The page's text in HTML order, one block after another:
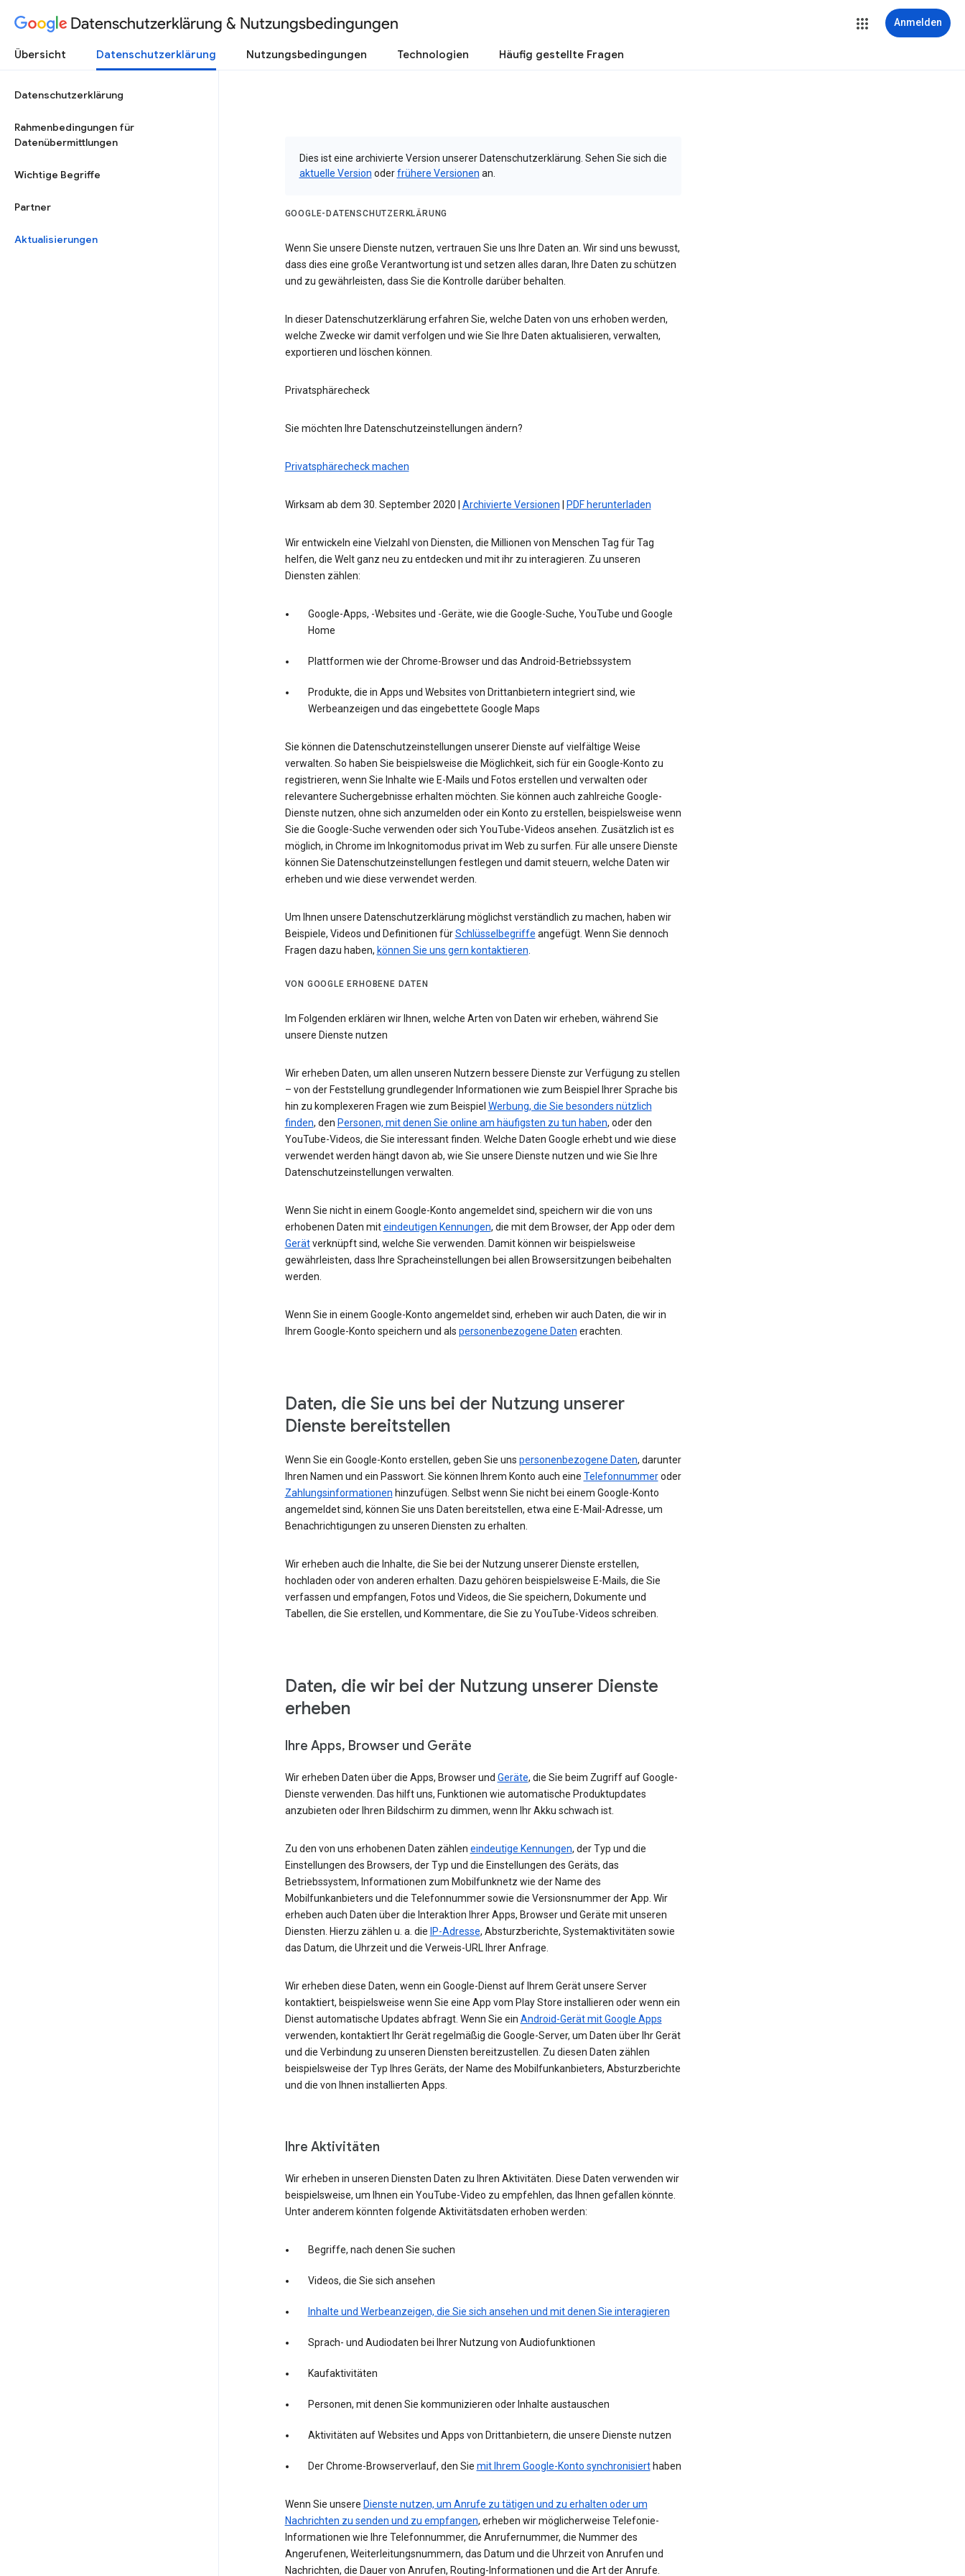
Datenschutzerklärung & Nutzungsbedingungen Anmelden
Übersicht Datenschutzerklärung Nutzungsbedingungen Technologien Häufig gestellte Fragen
Datenschutzerklärung
Rahmenbedingungen für
Datenübermittlungen
Wichtige Begriffe
Partner
Aktualisierungen
Dies ist eine archivierte Version unserer Datenschutzerklärung. Sehen Sie sich die
aktuelle Version oderfrühere Versionen an.
GOOGLE-DATENSCHUTZERKLÄRUNG
Wenn Sie unsere Dienste nutzen, vertrauen Sie uns Ihre Daten an. Wir sind uns bewusst,
dass dies eine große Verantwortung ist und setzen alles daran, Ihre Daten zu schützen
und zu gewährleisten, dass Sie die Kontrolle darüber behalten.
In dieser Datenschutzerklärung erfahren Sie, welche Daten von uns erhoben werden,
welche Zwecke wir damit verfolgen und wie Sie Ihre Daten aktualisieren, verwalten,
exportieren und löschen können.
Privatsphärecheck
Sie möchten Ihre Datenschutzeinstellungen ändern?
Privatsphärecheck machen
Wirksam ab dem 30. September 2020 | Archivierte Versionen PDF herunterladen
Wir entwickeln eine Vielzahl von Diensten, die Millionen von Menschen Tag für Tag
helfen, die Welt ganz neu zu entdecken und mit ihr zu interagieren. Zu unseren
Diensten zählen:
Google-Apps, -Websites und -Geräte, wie die Google-Suche, YouTube und Google
Home
Plattformen wie der Chrome-Browser und das Android-Betriebssystem
Produkte, die in Apps und Websites von Drittanbietern integriert sind, wie
Werbeanzeigen und das eingebettete Google Maps
Sie können die Datenschutzeinstellungen unserer Dienste auf vielfältige Weise
verwalten. So haben Sie beispielsweise die Möglichkeit, sich für ein Google-Konto zu
registrieren, wenn Sie Inhalte wie E-Mails und Fotos erstellen und verwalten oder
relevantere Suchergebnisse erhalten möchten. Sie können auch zahlreiche Google-
Dienste nutzen, ohne sich anzumelden oder ein Konto zu erstellen, beispielsweise wenn
Sie die Google-Suche verwenden oder sich YouTube-Videos ansehen. Zusätzlich ist es
möglich, in Chrome im Inkognitomodus privat im Web zu surfen. Für alle unsere Dienste
können Sie Datenschutzeinstellungen festlegen und damit steuern, welche Daten wir
erheben und wie diese verwendet werden.
Um Ihnen unsere Datenschutzerklärung möglichst verständlich zu machen, haben wir
Beispiele, Videos und Definitionen fürSchlüsselbegriffe angefügt. Wenn Sie dennoch
Fragen dazu haben, können Sie uns gern kontaktieren.
VON GOOGLE ERHOBENE DATEN
Im Folgenden erklären wir Ihnen, welche Arten von Daten wir erheben, während Sie
unsere Dienste nutzen
Wir erheben Daten, um allen unseren Nutzern bessere Dienste zur Verfügung zu stellen
– von der Feststellung grundlegender Informationen wie zum Beispiel Ihrer Sprache bis
hin zu komplexeren Fragen wie zum Beispiel Werbung, die Sie besonders nützlich
finden, den Personen, mit denen Sie online am häufigsten zu tun haben, oder den
YouTube-Videos, die Sie interessant finden. Welche Daten Google erhebt und wie diese
verwendet werden hängt davon ab, wie Sie unsere Dienste nutzen und wie Sie Ihre
Datenschutzeinstellungen verwalten.
Wenn Sie nicht in einem Google-Konto angemeldet sind, speichern wir die von uns
erhobenen Daten miteindeutigen Kennungen, die mit dem Browser, der App oder dem
Gerätverknüpft sind, welche Sie verwenden. Damit können wir beispielsweise
gewährleisten, dass Ihre Spracheinstellungen bei allen Browsersitzungen beibehalten
werden.
Wenn Sie in einem Google-Konto angemeldet sind, erheben wir auch Daten, die wir in
Ihrem Google-Konto speichern und als personenbezogene Daten erachten.
Daten, die Sie uns bei der Nutzung unserer
Dienste bereitstellen
Wenn Sie ein Google-Konto erstellen, geben Sie uns personenbezogene Daten, darunter
Ihren Namen und ein Passwort. Sie können Ihrem Konto auch eine Telefonnummeroder
Zahlungsinformationen hinzufügen. Selbst wenn Sie nicht bei einem Google-Konto
angemeldet sind, können Sie uns Daten bereitstellen, etwa eine E-Mail-Adresse, um
Benachrichtigungen zu unseren Diensten zu erhalten.
Wir erheben auch die Inhalte, die Sie bei der Nutzung unserer Dienste erstellen,
hochladen oder von anderen erhalten. Dazu gehören beispielsweise E-Mails, die Sie
verfassen und empfangen, Fotos und Videos, die Sie speichern, Dokumente und
Tabellen, die Sie erstellen, und Kommentare, die Sie zu YouTube-Videos schreiben.
Daten, die wir bei der Nutzung unserer Dienste
erheben
Ihre Apps, Browser und Geräte
Wir erheben Daten über die Apps, Browser und Geräte, die Sie beim Zugriff auf Google-
Dienste verwenden. Das hilft uns, Funktionen wie automatische Produktupdates
anzubieten oder Ihren Bildschirm zu dimmen, wenn Ihr Akku schwach ist.
Zu den von uns erhobenen Daten zählen eindeutige Kennungen, der Typ und die
Einstellungen des Browsers, der Typ und die Einstellungen des Geräts, das
Betriebssystem, Informationen zum Mobilfunknetz wie der Name des
Mobilfunkanbieters und die Telefonnummer sowie die Versionsnummer der App. Wir
erheben auch Daten über die Interaktion Ihrer Apps, Browser und Geräte mit unseren
Diensten. Hierzu zählen u. a. die IP-Adresse, Absturzberichte, Systemaktivitäten sowie
das Datum, die Uhrzeit und die Verweis-URL Ihrer Anfrage.
Wir erheben diese Daten, wenn ein Google-Dienst auf Ihrem Gerät unsere Server
kontaktiert, beispielsweise wenn Sie eine App vom Play Store installieren oder wenn ein
Dienst automatische Updates abfragt. Wenn Sie ein Android-Gerät mit Google Apps
verwenden, kontaktiert Ihr Gerät regelmäßig die Google-Server, um Daten über Ihr Gerät
und die Verbindung zu unseren Diensten bereitzustellen. Zu diesen Daten zählen
beispielsweise der Typ Ihres Geräts, der Name des Mobilfunkanbieters, Absturzberichte
und die von Ihnen installierten Apps.
Ihre Aktivitäten
Wir erheben in unseren Diensten Daten zu Ihren Aktivitäten. Diese Daten verwenden wir
beispielsweise, um Ihnen ein YouTube-Video zu empfehlen, das Ihnen gefallen könnte.
Unter anderem könnten folgende Aktivitätsdaten erhoben werden:
Begriffe, nach denen Sie suchen
Videos, die Sie sich ansehen
Inhalte und Werbeanzeigen, die Sie sich ansehen und mit denen Sie interagieren
Sprach- und Audiodaten bei Ihrer Nutzung von Audiofunktionen
Kaufaktivitäten
Personen, mit denen Sie kommunizieren oder Inhalte austauschen
Aktivitäten auf Websites und Apps von Drittanbietern, die unsere Dienste nutzen
Der Chrome-Browserverlauf, den Sie mit Ihrem Google-Konto synchronisierthaben
Wenn Sie unsere Dienste nutzen, um Anrufe zu tätigen und zu erhalten oder um
Nachrichten zu senden und zu empfangen, erheben wir möglicherweise Telefonie-
Informationen wie Ihre Telefonnummer, die Anrufernummer, die Nummer des
Angerufenen, Weiterleitungsnummern, das Datum und die Uhrzeit von Anrufen und
Nachrichten, die Dauer von Anrufen, Routing-Informationen und die Art der Anrufe.